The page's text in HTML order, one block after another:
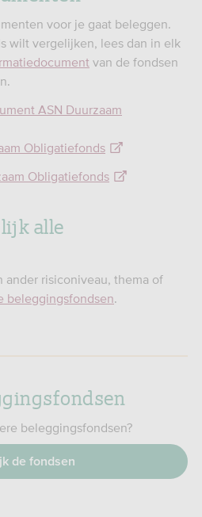
voor je gaat beleggen.
wilt vergelijken, lees dan in elk
van de fondsen
ASN Duurzaam
Obligatiefonds
Obligatiefonds
alle
ander risiconiveau, thema of
beleggingsfondsen.
beleggingsfondsen?
de fondsen